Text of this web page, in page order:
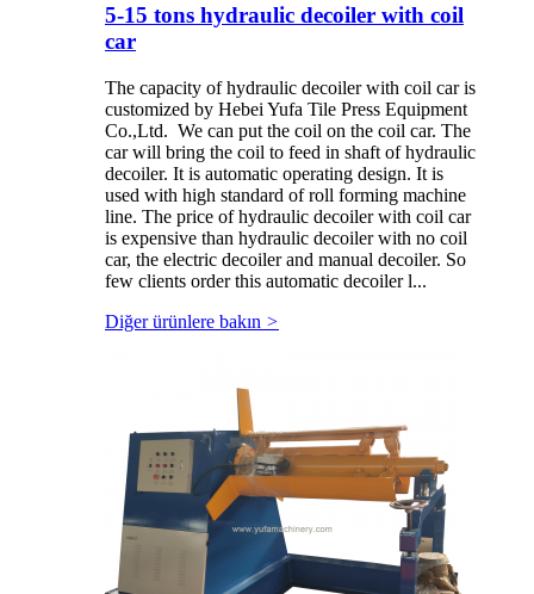
5-15 tons hydraulic decoiler with coil
car
The capacity of hydraulic decoiler with coil car is
customized by Hebei Yufa Tile Press Equipment
Co.,Ltd. We can put the coil on the coil car. The
car will bring the coil to feed in shaft of hydraulic
decoiler. It is automatic operating design. It is
used with high standard of roll forming machine
line. The price of hydraulic decoiler with coil car
is expensive than hydraulic decoiler with no coil
car, the electric decoiler and manual decoiler. So
few clients order this automatic decoiler l...
Diğer ürünlere bakın >